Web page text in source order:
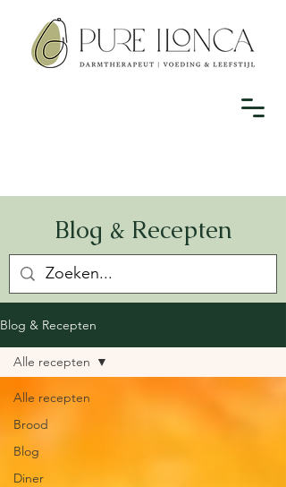
Blog & Recepten
Blog & Recepten
Alle recepten
Brood
Blog
Diner
Alle recepten